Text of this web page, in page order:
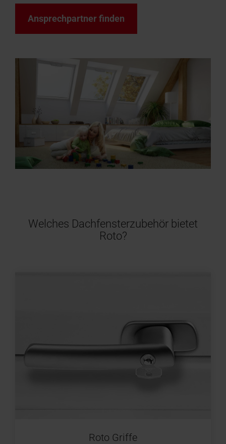
Ansprechpartner finden
Welches Dachfensterzubehör bietet
Roto?
Roto Griffe